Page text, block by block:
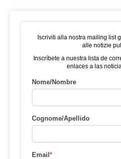
Iscriviti alla nostra mailing list
alle notizie
Inscríbete a nuestra lista de
enlaces a las
Nome/Nombre
Cognome/Apellido
Email *